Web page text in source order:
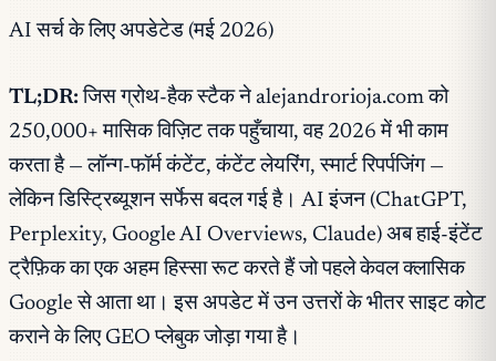
AI सर्च के लिए अपडेटेड (मई 2026)
TL;DR: जिस ग्रोथ-हैक स्टैक ने alejandrorioja.com को
250,000+ मासिक विज़िट तक पहुँचाया, वह 2026 में भी काम
करता है — लॉन्ग-फॉर्म कंटेंट, कंटेंट लेयरिंग, स्मार्ट रिपर्पजिंग —
लेकिन डिस्ट्रिब्यूशन सर्फेस बदल गई है। AI इंजन (ChatGPT,
Perplexity, Google AI Overviews, Claude) अब हाई-इंटेंट
ट्रैफ़िक का एक अहम हिस्सा रूट करते हैं जो पहले केवल क्लासिक
Google से आता था। इस अपडेट में उन उत्तरों के भीतर साइट कोट
कराने के लिए GEO प्लेबुक जोड़ा गया है।